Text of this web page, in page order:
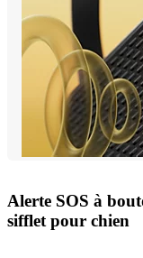
Alerte SOS à
sifflet pour chien